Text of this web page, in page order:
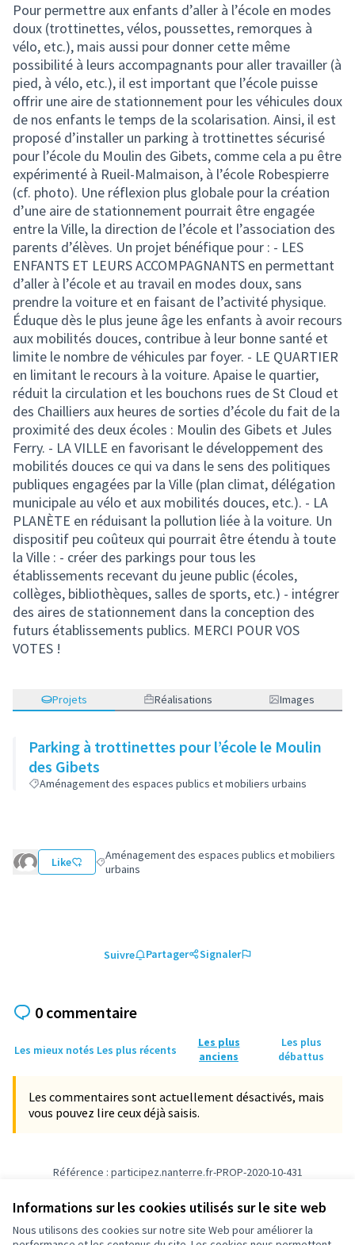
Informations sur les cookies utilisés sur le site web
Nous utilisons des cookies sur notre site Web pour améliorer la
Pour permettre aux enfants d’aller à l’école en modes
doux (trottinettes, vélos, poussettes, remorques à
vélo, etc.), mais aussi pour donner cette même
possibilité à leurs accompagnants pour aller travailler (à
pied, à vélo, etc.), il est important que l’école puisse
offrir une aire de stationnement pour les véhicules doux
de nos enfants le temps de la scolarisation. Ainsi, il est
proposé d’installer un parking à trottinettes sécurisé
pour l’école du Moulin des Gibets, comme cela a pu être
expérimenté à Rueil-Malmaison, à l’école Robespierre
(cf. photo). Une réflexion plus globale pour la création
d’une aire de stationnement pourrait être engagée
entre la Ville, la direction de l’école et l’association des
parents d’élèves. Un projet bénéfique pour : - LES
ENFANTS ET LEURS ACCOMPAGNANTS en permettant
d’aller à l’école et au travail en modes doux, sans
prendre la voiture et en faisant de l’activité physique.
Éduque dès le plus jeune âge les enfants à avoir recours
aux mobilités douces, contribue à leur bonne santé et
limite le nombre de véhicules par foyer. - LE QUARTIER
en limitant le recours à la voiture. Apaise le quartier,
réduit la circulation et les bouchons rues de St Cloud et
des Chailliers aux heures de sorties d’école du fait de la
proximité des deux écoles : Moulin des Gibets et Jules
Ferry. - LA VILLE en favorisant le développement des
mobilités douces ce qui va dans le sens des politiques
publiques engagées par la Ville (plan climat, délégation
municipale au vélo et aux mobilités douces, etc.). - LA
PLANÈTE en réduisant la pollution liée à la voiture. Un
dispositif peu coûteux qui pourrait être étendu à toute
la Ville : - créer des parkings pour tous les
établissements recevant du jeune public (écoles,
collèges, bibliothèques, salles de sports, etc.) - intégrer
des aires de stationnement dans la conception des
futurs établissements publics. MERCI POUR VOS
VOTES !
Projets Réalisations Images
Parking à trottinettes pour l’école le Moulin
des Gibets
Aménagement des espaces publics et mobiliers urbains
Like Filtrer les résultats de la catégorie : Aménagement
Aménagement des espaces publics et mobiliers
urbains
Suivre Partager Signaler
0 commentaire
Les mieux notés Les plus récents
Les plus
anciens
Les plus
débattus
Les commentaires sont actuellement désactivés, mais
vous pouvez lire ceux déjà saisis.
Référence : participez.nanterre.fr-PROP-2020-10-431
Conditions d'utilisation